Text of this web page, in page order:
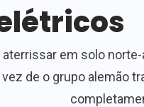
em solo
de o grupo